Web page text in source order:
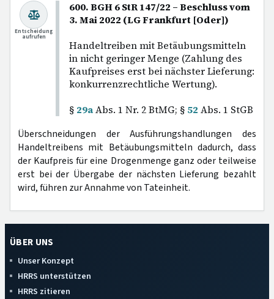
600. BGH 6 StR 147/22 – Beschluss vom
3. Mai 2022 (LG Frankfurt [Oder])
Handeltreiben mit Betäubungsmitteln
in nicht geringer Menge (Zahlung des
Kaufpreises erst bei nächster Lieferung:
konkurrenzrechtliche Wertung).
§ 29aAbs. 1 Nr. 2 BtMG; § 52 Abs. 1 StGB
Entscheidung
aufrufen
Überschneidungen der Ausführungshandlungen des
Handeltreibens mit Betäubungsmitteln dadurch, dass
der Kaufpreis für eine Drogenmenge ganz oder teilweise
erst bei der Übergabe der nächsten Lieferung bezahlt
wird, führen zur Annahme von Tateinheit.
ÜBER UNS
Unser Konzept
HRRS unterstützen
HRRS zitieren